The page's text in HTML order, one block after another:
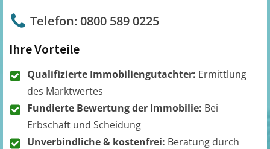
Telefon: 0800 589 0225
Ihre Vorteile
Qualifizierte Immobiliengutachter: Ermittlung
des Marktwertes
Fundierte Bewertung der Immobilie: Bei
Erbschaft und Scheidung
Unverbindliche & kostenfrei: Beratung durch